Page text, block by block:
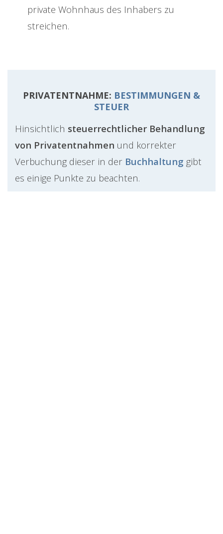
private Wohnhaus des Inhabers zu
streichen.
PRIVATENTNAHME: BESTIMMUNGEN &
STEUER
Hinsichtlich steuerrechtlicher Behandlung
von Privatentnahmen und korrekter
Verbuchung dieser in der Buchhaltung gibt
es einige Punkte zu beachten.